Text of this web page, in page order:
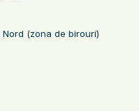
(zona de birouri)